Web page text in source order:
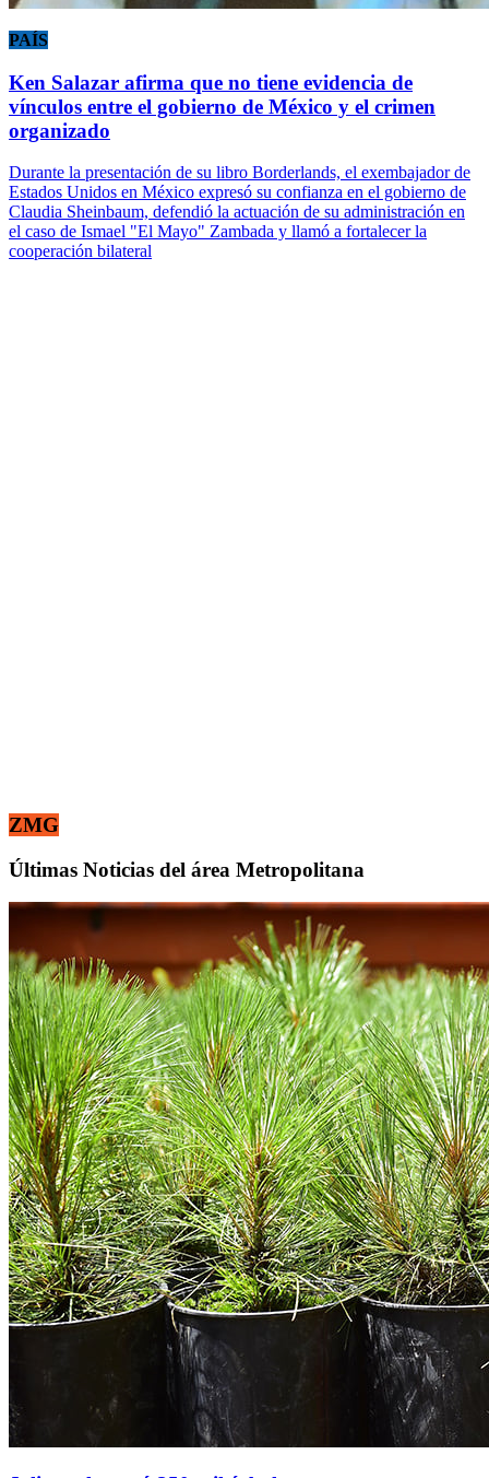
PAÍS
Ken Salazar afirma que no tiene evidencia de
vínculos entre el gobierno de México y el crimen
organizado
Durante la presentación de su libro Borderlands, el exembajador de
Estados Unidos en México expresó su confianza en el gobierno de
Claudia Sheinbaum, defendió la actuación de su administración en
el caso de Ismael "El Mayo" Zambada y llamó a fortalecer la
cooperación bilateral
ZMG
Últimas Noticias del área Metropolitana